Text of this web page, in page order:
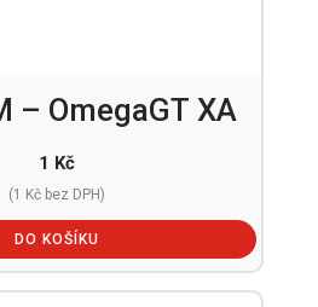
– OmegaGT XA
1 Kč
(1 Kčbez DPH)
DO KOŠÍKU